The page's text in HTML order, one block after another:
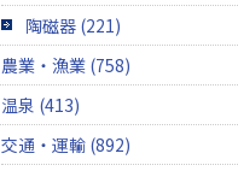
陶磁器 (221)
農業・漁業 (758)
温泉 (413)
交通・運輸 (892)